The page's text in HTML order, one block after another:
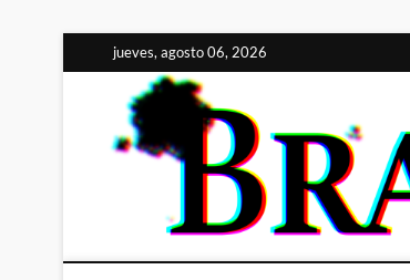
al
contenido
jueves, agosto 06, 2026